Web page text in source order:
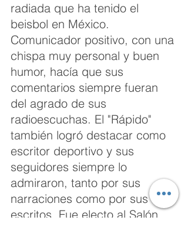
radiada que ha tenido el
beisbol en México.
Comunicador positivo, con una
chispa muy personal y buen
humor, hacía que sus
comentarios siempre fueran
del agrado de sus
radioescuchas. El "Rápido"
también logró destacar como
escritor deportivo y sus
seguidores siempre lo
admiraron, tanto por sus
narraciones como por sus
escritos. Fue electo al Salón